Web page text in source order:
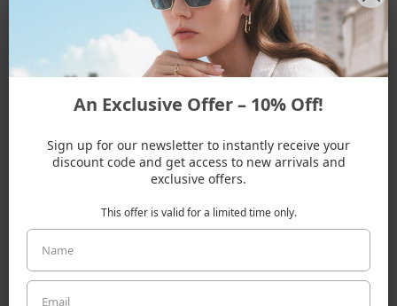
Spedizioni & Resi
ADATTO A UNA FORMA VISO
Cuore Ovale Triangolo
An Exclusive Offer – 10% Off!
Sign up for our newsletter to instantly receive your
discount code and get access to new arrivals and
exclusive offers.
This offer is valid for a limited time only.